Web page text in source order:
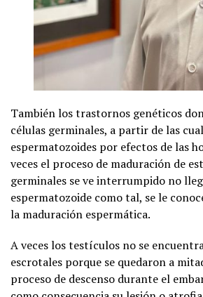
También los trastornos genéticos
células germinales, a partir de las
espermatozoides por efectos de las
veces el proceso de maduración de
germinales se ve interrumpido no
espermatozoide como tal, se le
la maduración espermática.
A veces los testículos no se
escrotales porque se quedaron a
proceso de descenso durante el